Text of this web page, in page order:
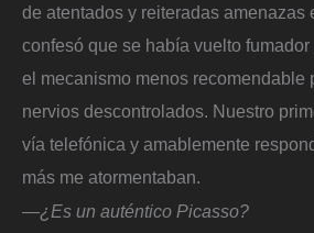
de atentados y reiteradas amenazas
confesó que se había vuelto
el mecanismo menos recomendable
nervios descontrolados. Nuestro
vía telefónica y amablemente
más me atormentaban.
—¿Es un auténtico Picasso?